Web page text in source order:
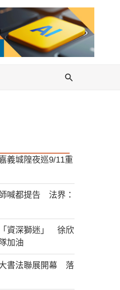
搜
義城隍夜巡9/11重
喊都提告 法界：
資深獅迷」 徐欣
加油
大書法聯展開幕 落